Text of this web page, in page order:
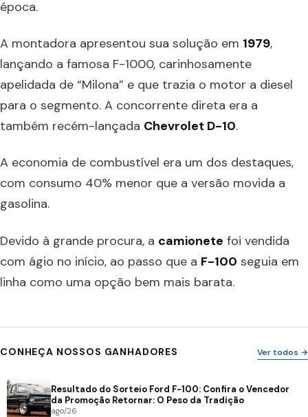
época.
A montadora apresentou sua solução em 1979,
lançando a famosa F-1000, carinhosamente
apelidada de “Milona” e que trazia o motor a diesel
para o segmento. A concorrente direta era a
também recém-lançada Chevrolet D-10.
A economia de combustível era um dos destaques,
com consumo 40% menor que a versão movida a
gasolina.
Devido à grande procura, a camionete foi vendida
com ágio no início, ao passo que a F-100 seguia em
linha como uma opção bem mais barata.
CONHEÇA NOSSOS GANHADORES Ver todos →
Resultado do Sorteio Ford F-100: Confira o Vencedor
da Promoção Retornar: O Peso da Tradição
ago/26